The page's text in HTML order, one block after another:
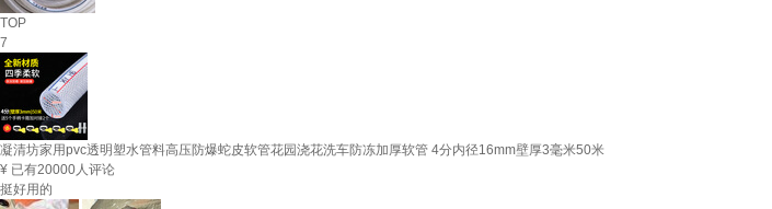
TOP
7
凝清坊家用pvc透明塑水管料高压防爆蛇皮软管花园浇花洗车防冻加厚软管 4分内径16mm壁厚3毫米50米
¥ 已有20000人评论
挺好用的